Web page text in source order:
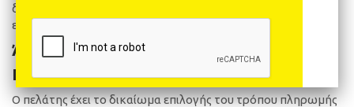
διαμορφώνεται στα 2,00€ μέχρι 5 κιλά βάρους . Για κάθε
επιπλέον κιλό η χρέωση ανέρχεται σε 0,50€
Άρθρο 5ο
Πληρωμή
Ο πελάτης έχει το δικαίωμα επιλογής του τρόπου πληρωμής